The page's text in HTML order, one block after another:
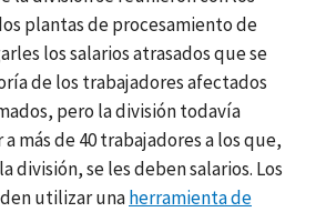
plantas de procesamiento de
los salarios atrasados que se
de los trabajadores afectados
pero la división todavía
más de 40 trabajadores a los que,
división, se les deben salarios. Los
utilizar unaherramienta de